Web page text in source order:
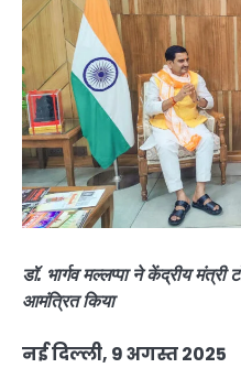
डॉ. भार्गव मल्लप्पा ने केंद्रीय
आमंत्रित किया
नई दिल्ली, 9 अगस्त 2025